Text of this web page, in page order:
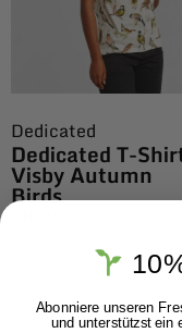
Dedicated
Dedicated T-
Visby Autumn
Birds
Abonniere unseren
und unterstützst ein